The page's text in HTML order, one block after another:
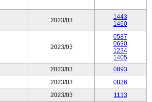
2023/03
1443
1460
2023/03
0587
0690
1234
1405
2023/03
0893
2023/03
0836
2023/03
1133